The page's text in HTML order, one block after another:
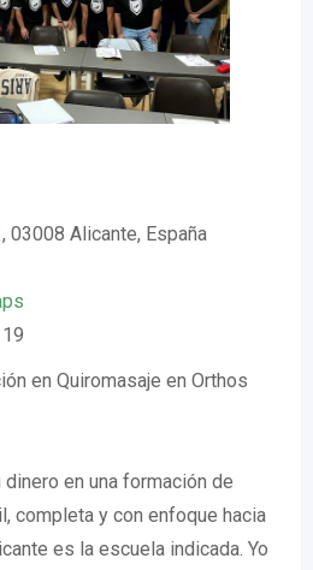
03008 Alicante, España
en Quiromasaje en Orthos
en una formación de
completa y con enfoque hacia
es la escuela indicada. Yo